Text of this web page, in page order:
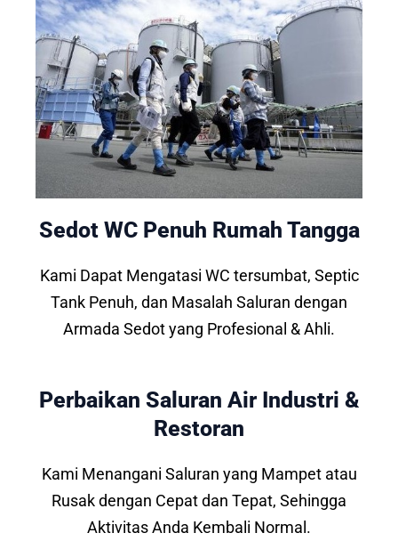
Sedot WC Penuh Rumah Tangga
Kami Dapat Mengatasi WC tersumbat, Septic
Tank Penuh, dan Masalah Saluran dengan
Armada Sedot yang Profesional & Ahli.
Perbaikan Saluran Air Industri &
Restoran
Kami Menangani Saluran yang Mampet atau
Rusak dengan Cepat dan Tepat, Sehingga
Aktivitas Anda Kembali Normal.